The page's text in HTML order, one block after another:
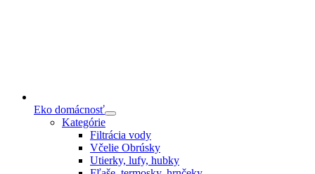
Eko domácnosť
Kategórie
Filtrácia vody
Včelie Obrúsky
Utierky, lufy, hubky